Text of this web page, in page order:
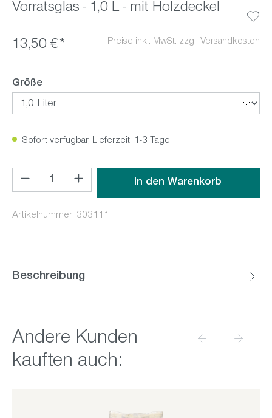
Vorratsglas - 1,0 L - mit Holzdeckel
13,50 €* Preise inkl. MwSt. zzgl. Versandkosten
Größeauswählen
Sofort verfügbar, Lieferzeit: 1-3 Tage
Produkt Anzahl: Gib den gewünschten Wert ein oder
In den Warenkorb
Artikelnummer: 303111
Beschreibung
Produktgalerie überspringen
Andere Kunden
kauften auch: